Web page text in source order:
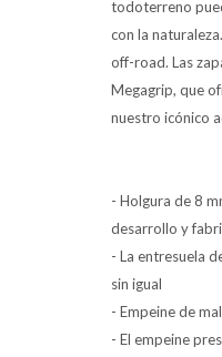
todoterreno
con la
off-road. Las
Megagrip, que
nuestro icónico
- Holgura de 8
desarrollo y
- La entresuela
sin igual
- Empeine de
- El empeine